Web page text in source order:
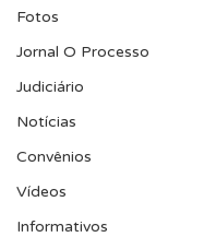
Fotos
Jornal O Processo
Judiciário
Notícias
Convênios
Vídeos
Informativos